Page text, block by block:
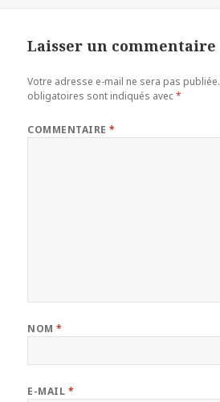
Laisser un commentaire
Votre adresse e-mail ne sera pas publiée.
obligatoires sont indiqués avec*
COMMENTAIRE*
NOM*
E-MAIL *